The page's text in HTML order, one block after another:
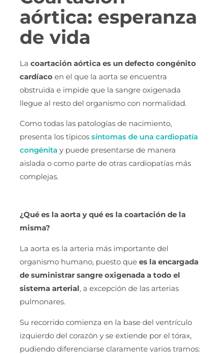
aórtica: esperanza
de vida
La coartación aórtica es un defecto congénito
cardíaco en el que la aorta se encuentra
obstruida e impide que la sangre oxigenada
llegue al resto del organismo con normalidad.
Como todas las patologías de nacimiento,
presenta los típicos síntomas de una cardiopatía
congénita y puede presentarse de manera
aislada o como parte de otras cardiopatías más
complejas.
¿Qué es la aorta y qué es la coartación de la
misma?
La aorta es la arteria más importante del
organismo humano, puesto que es la encargada
de suministrar sangre oxigenada a todo el
sistema arterial , a excepción de las arterias
pulmonares.
Su recorrido comienza en la base del ventrículo
izquierdo del corazón y se extiende por el tórax,
pudiendo diferenciarse claramente varios tramos: